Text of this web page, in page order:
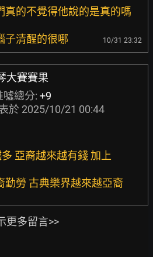
真的不覺得他說的是真的嗎
子清醒的很哪 10/31 23:32
大賽賽果
噓總分: +9
於 2025/10/21 00:44
亞裔越來越有錢 加上
勤勞 古典樂界越來越亞裔
更多留言>>